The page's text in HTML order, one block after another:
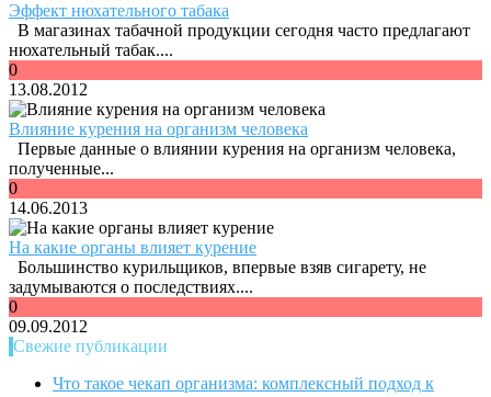
Эффект нюхательного табака
В магазинах табачной продукции сегодня часто предлагают
нюхательный табак....
0
13.08.2012
Влияние курения на организм человека
Первые данные о влиянии курения на организм человека,
полученные...
0
14.06.2013
На какие органы влияет курение
Большинство курильщиков, впервые взяв сигарету, не
задумываются о последствиях....
0
09.09.2012
Свежие публикации
Что такое чекап организма: комплексный подход к